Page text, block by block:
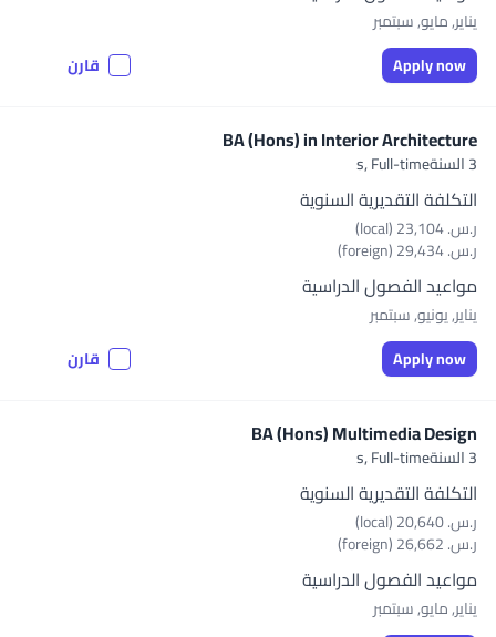
يناير, مايو, سبتمبر
Apply now
قارن
BA (Hons) in Interior Architecture
3 السنةs, Full-time
التكلفة التقديرية السنوية
ر.س.‏ 23,104 (local)
ر.س.‏ 29,434 (foreign)
مواعيد الفصول الدراسية
يناير, يونيو, سبتمبر
Apply now
قارن
BA (Hons) Multimedia Design
3 السنةs, Full-time
التكلفة التقديرية السنوية
ر.س.‏ 20,640 (local)
ر.س.‏ 26,662 (foreign)
مواعيد الفصول الدراسية
يناير, مايو, سبتمبر